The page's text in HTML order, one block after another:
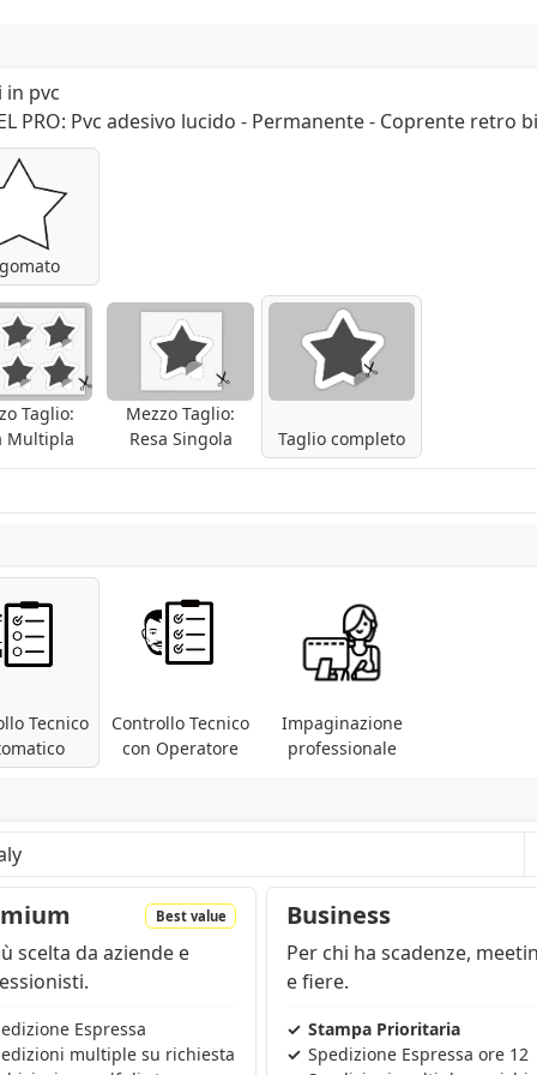
in pvc
PRO: Pvc adesivo lucido - Permanente - Coprente retro
coprente ma con retro bianco.
Adatto alla generalità delle superfici
durata media: 24-36 mesi. Fino a 60 mesi
abrasione si consiglia la laminazione.
secondo il tracciato inviato
Taglio:
Multipla
Mezzo Taglio:
Resa Singola
Taglio completo
tagliati secondo il tracciato inviato.
Tecnico
Controllo Tecnico
con Operatore
Impaginazione
professionale
presenti metodi differenti (RGB, Pantoni, etc
...).
a seconda della regione e dei prodotti nel carrello
Best value
scelta da aziende e
Espressa
multiple su richiesta
Business
Per chi ha scadenze,
e fiere.
Stampa Prioritaria
Spedizione Espressa ore 12